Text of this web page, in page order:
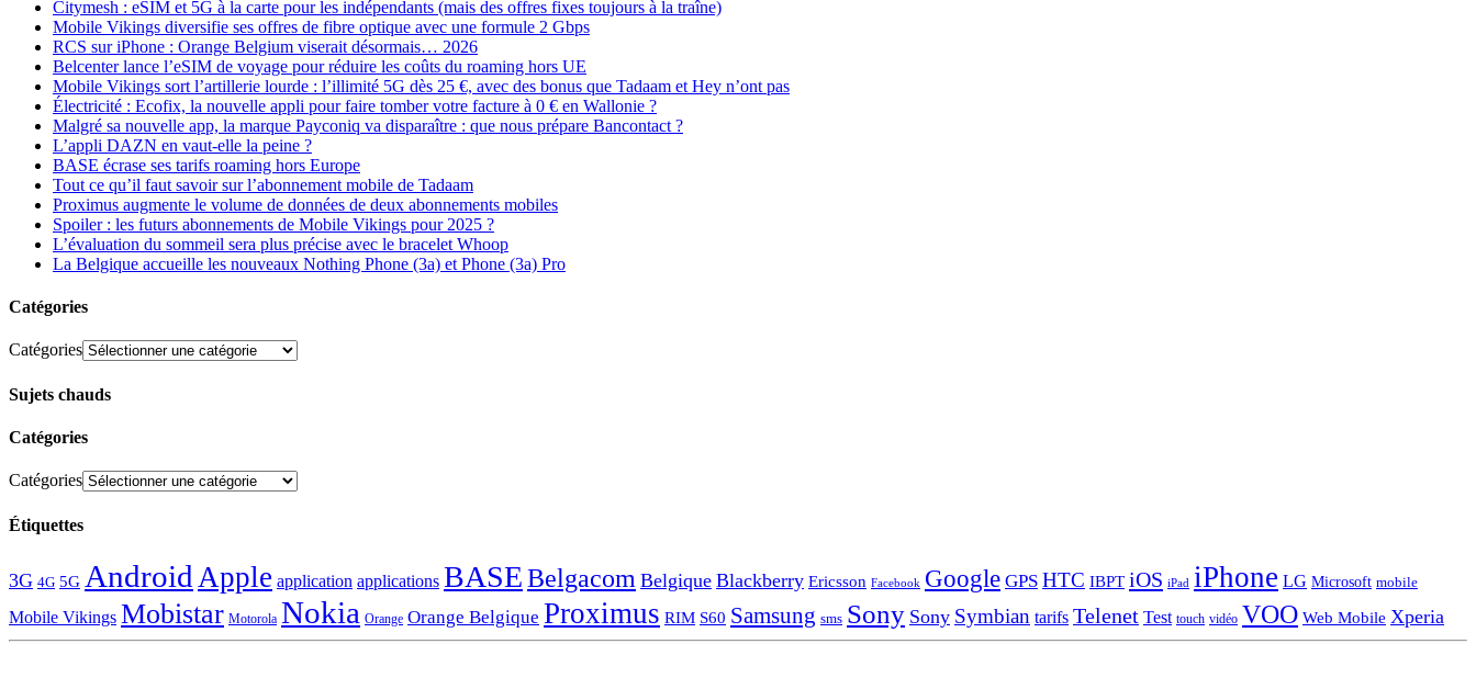
Citymesh : eSIM et 5G à la carte pour les indépendants (mais des offres fixes toujours à la traîne)
Mobile Vikings diversifie ses offres de fibre optique avec une formule 2 Gbps
RCS sur iPhone : Orange Belgium viserait désormais… 2026
Belcenter lance l’eSIM de voyage pour réduire les coûts du roaming hors UE
Mobile Vikings sort l’artillerie lourde : l’illimité 5G dès 25 €, avec des bonus que Tadaam et Hey n’ont pas
Électricité : Ecofix, la nouvelle appli pour faire tomber votre facture à 0 € en Wallonie ?
Malgré sa nouvelle app, la marque Payconiq va disparaître : que nous prépare Bancontact ?
L’appli DAZN en vaut-elle la peine ?
BASE écrase ses tarifs roaming hors Europe
Tout ce qu’il faut savoir sur l’abonnement mobile de Tadaam
Proximus augmente le volume de données de deux abonnements mobiles
Spoiler : les futurs abonnements de Mobile Vikings pour 2025 ?
L’évaluation du sommeil sera plus précise avec le bracelet Whoop
La Belgique accueille les nouveaux Nothing Phone (3a) et Phone (3a) Pro
Catégories
Catégories
Sujets chauds
Catégories
Catégories
Étiquettes
3G 4G 5G Android Apple application applications BASEBelgacom Belgique Blackberry Ericsson Facebook Google GPS HTC IBPT iOS iPad iPhone LG Microsoft mobile
Mobile Vikings Mobistar Motorola Nokia Orange Orange Belgique Proximus RIM S60 Samsung sms Sony Sony Symbian tarifs Telenet Test touch vidéo VOO Web Mobile Xperia